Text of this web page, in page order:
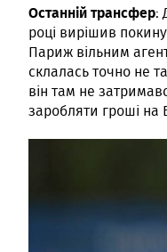
Останній трансфер:
році вирішив
Париж вільним
склалась точно не
він там не
заробляти гроші на